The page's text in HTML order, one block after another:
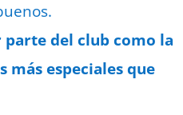
parte del club como la
especiales que